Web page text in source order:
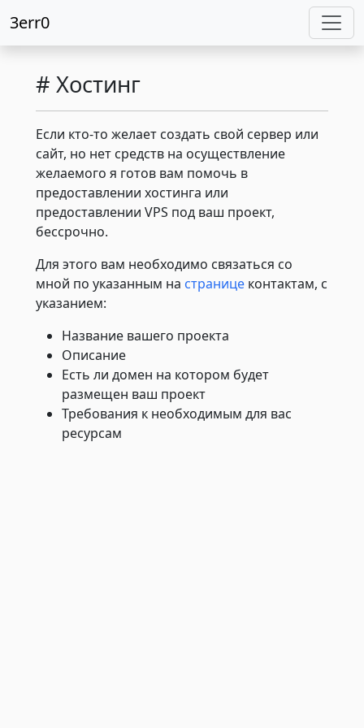
3err0
# Хостинг
Если кто-то желает создать свой сервер или
сайт, но нет средств на осуществление
желаемого я готов вам помочь в
предоставлении хостинга или
предоставлении VPS под ваш проект,
бессрочно.
Для этого вам необходимо связаться со
мной по указанным на странице контактам, с
указанием:
Название вашего проекта
Описание
Есть ли домен на котором будет
размещен ваш проект
Требования к необходимым для вас
ресурсам